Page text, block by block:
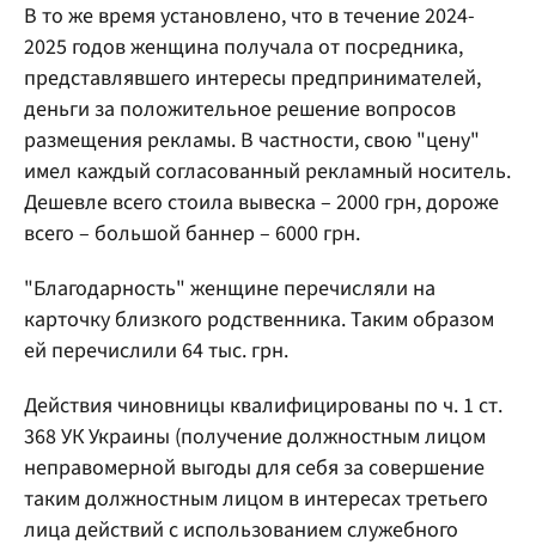
В то же время установлено, что в течение 2024-
2025 годов женщина получала от посредника,
представлявшего интересы предпринимателей,
деньги за положительное решение вопросов
размещения рекламы. В частности, свою "цену"
имел каждый согласованный рекламный носитель.
Дешевле всего стоила вывеска – 2000 грн, дороже
всего – большой баннер – 6000 грн.
"Благодарность" женщине перечисляли на
карточку близкого родственника. Таким образом
ей перечислили 64 тыс. грн.
Действия чиновницы квалифицированы по ч. 1 ст.
368 УК Украины (получение должностным лицом
неправомерной выгоды для себя за совершение
таким должностным лицом в интересах третьего
лица действий с использованием служебного